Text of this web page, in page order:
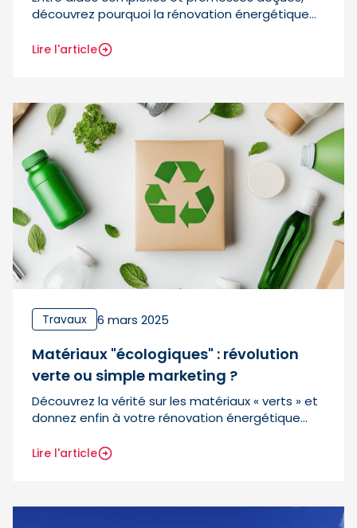
découvrez pourquoi la rénovation énergétique
Lire l'article
Travaux 6 mars 2025
Matériaux "écologiques" : révolution
verte ou simple marketing ?
Découvrez la vérité sur les matériaux « verts » et
donnez enfin à votre rénovation énergétique
greenwashing.
Lire l'article